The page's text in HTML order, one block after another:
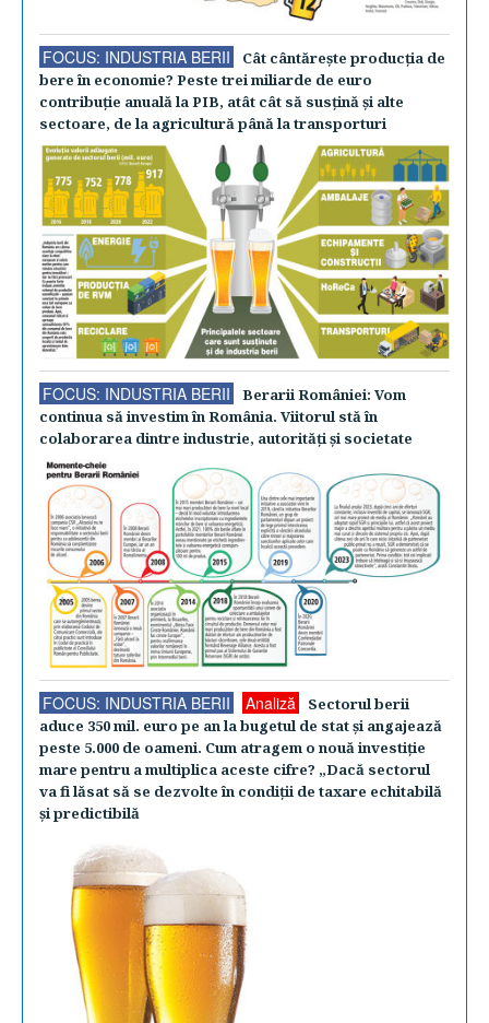
FOCUS: INDUSTRIA BERII
Cât cântăreşte producţia de
bere în economie? Peste trei miliarde de euro
contribuţie anuală la PIB, atât cât să susţină şi alte
sectoare, de la agricultură până la transporturi
FOCUS: INDUSTRIA BERII
Berarii României: Vom
continua să investim în România. Viitorul stă în
colaborarea dintre industrie, autorităţi şi societate
FOCUS: INDUSTRIA BERII Analiză
Sectorul berii
aduce 350 mil. euro pe an la bugetul de stat şi angajează
peste 5.000 de oameni. Cum atragem o nouă investiţie
mare pentru a multiplica aceste cifre? „Dacă sectorul
va fi lăsat să se dezvolte în condiţii de taxare echitabilă
şi predictibilă